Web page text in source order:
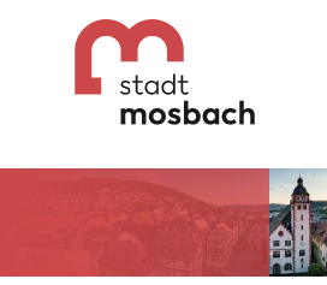
Gehe zum Navigationsbereich
Gehe zum Inhalt